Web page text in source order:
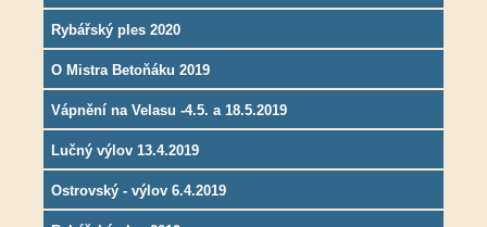
Rybářský ples 2020
O Mistra Betoňáku 2019
Vápnění na Velasu -4.5. a 18.5.2019
Lučný výlov 13.4.2019
Ostrovský - výlov 6.4.2019